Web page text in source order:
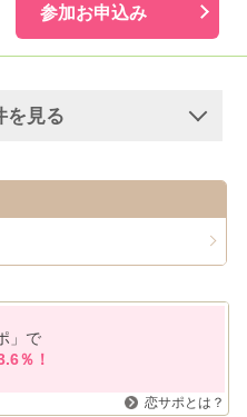
参加お申込み
を見る
」で
％！
恋サポとは？